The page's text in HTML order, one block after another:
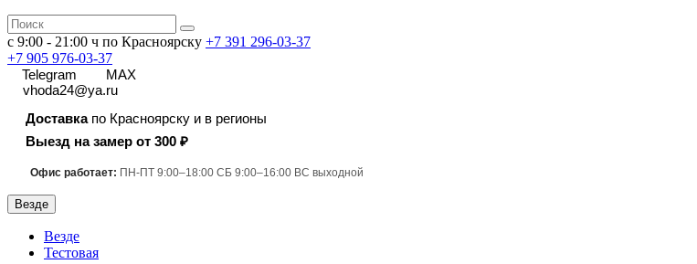
с 9:00 - 21:00 ч по Красноярску +7 391 296-03-37
+7 905 976-03-37
Telegram
MAX
vhoda24@ya.ru
Доставкапо Красноярску и в регионы
Выезд на замер от 300 ₽
Офис работает: ПН-ПТ 9:00–18:00 СБ 9:00–16:00 ВС выходной
Везде
Везде
Тестовая